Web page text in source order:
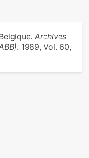
Archives
. 1989, Vol. 60,